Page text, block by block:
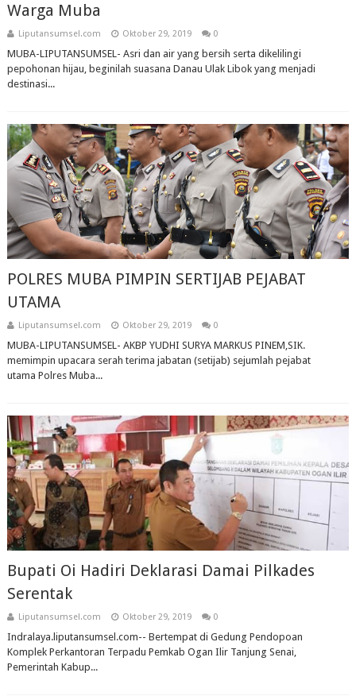
Warga Muba
Liputansumsel.com Oktober 29, 2019 0
MUBA-LIPUTANSUMSEL- Asri dan air yang bersih serta dikelilingi
pepohonan hijau, beginilah suasana Danau Ulak Libok yang menjadi
destinasi...
POLRES MUBA PIMPIN SERTIJAB PEJABAT
UTAMA
Liputansumsel.com Oktober 29, 2019 0
MUBA-LIPUTANSUMSEL- AKBP YUDHI SURYA MARKUS PINEM,SIK.
memimpin upacara serah terima jabatan (setijab) sejumlah pejabat
utama Polres Muba...
Bupati Oi Hadiri Deklarasi Damai Pilkades
Serentak
Liputansumsel.com Oktober 29, 2019 0
Indralaya.liputansumsel.com-- Bertempat di Gedung Pendopoan
Komplek Perkantoran Terpadu Pemkab Ogan Ilir Tanjung Senai,
Pemerintah Kabup...